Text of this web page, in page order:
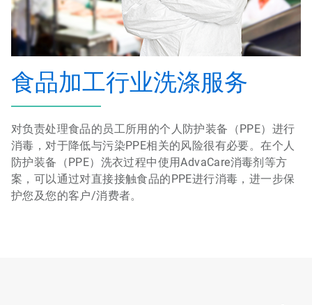
食品加工行业洗涤服务
对负责处理食品的员工所用的个人防护装备（PPE）进行
消毒，对于降低与污染PPE相关的风险很有必要。在个人
防护装备（PPE）洗衣过程中使用AdvaCare消毒剂等方
案，可以通过对直接接触食品的PPE进行消毒，进一步保
护您及您的客户/消费者。